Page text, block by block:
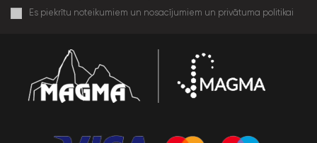
Es piekrītu noteikumiem un nosacījumiem un privātuma politikai